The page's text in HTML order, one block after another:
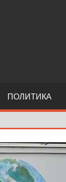
ПОЛИТИКА